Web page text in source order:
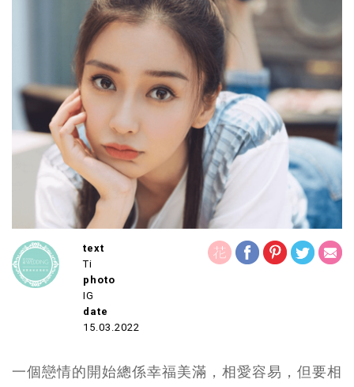
text
Ti
photo
IG
date
15.03.2022
一個戀情的開始總係幸福美滿，相愛容易，但要相